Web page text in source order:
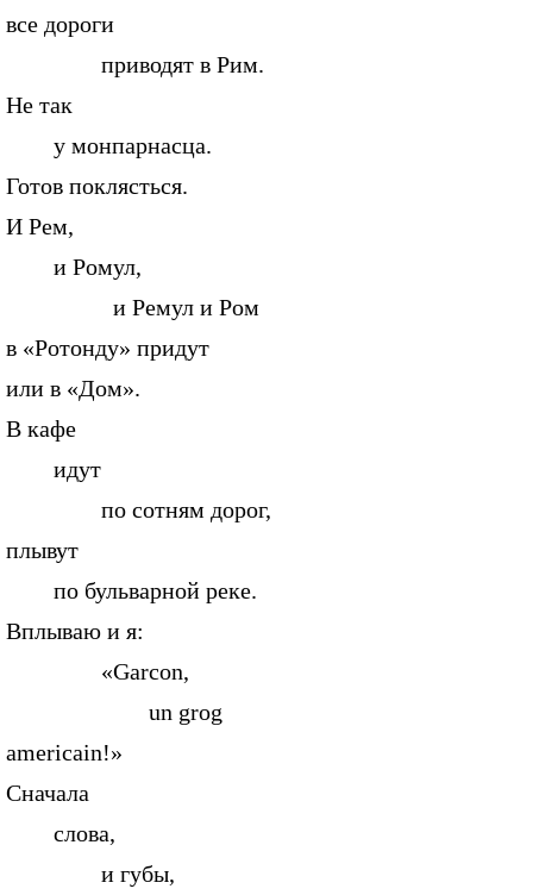
все дороги
приводят в Рим.
Не так
у монпарнасца.
Готов поклясться.
И Рем,
и Ромул,
и Ремул и Ром
в «Ротонду» придут
или в «Дом».
В кафе
идут
по сотням дорог,
плывут
по бульварной реке.
Вплываю и я:
«Garcon,
un grog
americain!»
Сначала
слова,
и губы,